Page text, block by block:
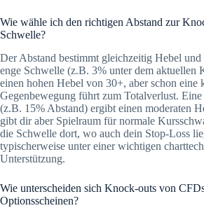
Wie wähle ich den richtigen Abstand zur
Schwelle?
Der Abstand bestimmt gleichzeitig Hebel
enge Schwelle (z.B. 3% unter dem aktuellen
einen hohen Hebel von 30+, aber schon eine
Gegenbewegung führt zum Totalverlust.
(z.B. 15% Abstand) ergibt einen moderaten
gibt dir aber Spielraum für normale
die Schwelle dort, wo auch dein Stop-Loss
typischerweise unter einer wichtigen
Unterstützung.
Wie unterscheiden sich Knock-outs von
Optionsscheinen?